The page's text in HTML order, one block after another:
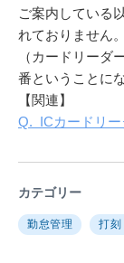
ご案内している
れておりません。
（カードリーダ
番ということに
【関連】
Q. ICカードリー
カテゴリー
勤怠管理 打刻